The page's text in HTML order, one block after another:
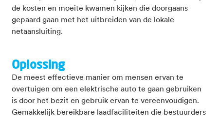
de kosten en moeite kwamen kijken die doorgaans
gepaard gaan met het uitbreiden van de lokale
netaansluiting.
Oplossing
De meest effectieve manier om mensen ervan te
overtuigen om een elektrische auto te gaan gebruiken
is door het bezit en gebruik ervan te vereenvoudigen.
Gemakkelijk bereikbare laadfaciliteiten die bestuurders